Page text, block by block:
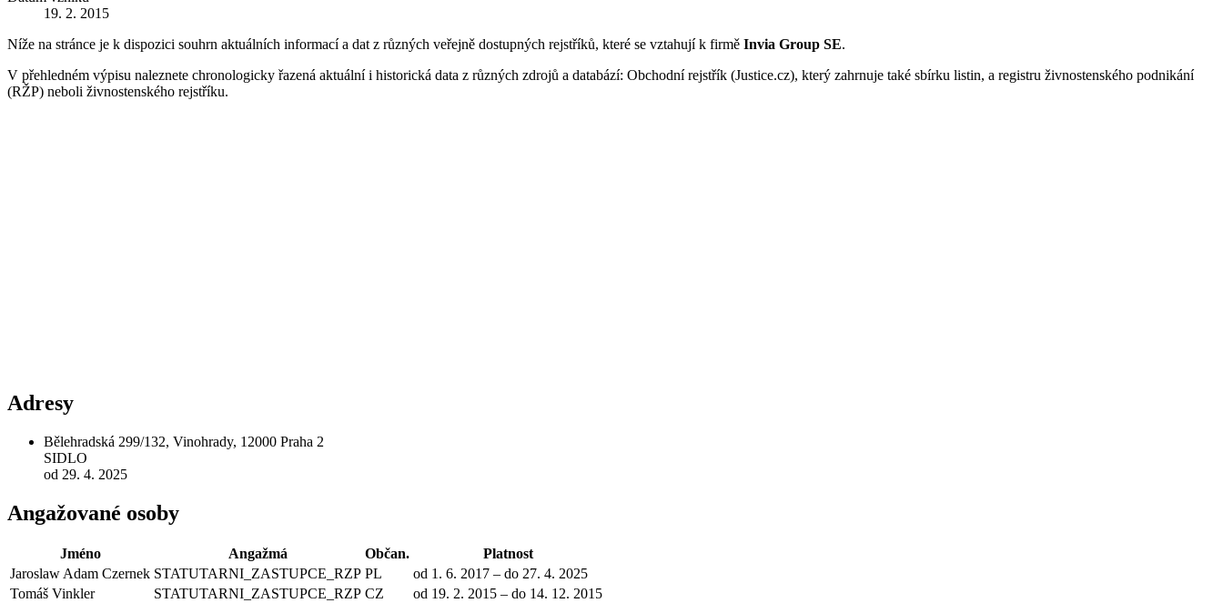
19. 2. 2015
Níže na stránce je k dispozici souhrn aktuálních informací a dat z různých veřejně dostupných rejstříků, které se vztahují k firmě Invia Group SE.
V přehledném výpisu naleznete chronologicky řazená aktuální i historická data z různých zdrojů a databází: Obchodní rejstřík (Justice.cz), který zahrnuje také sbírku listin, a registru živnostenského podnikání
(RŽP) neboli živnostenského rejstříku.
Adresy
Bělehradská 299/132, Vinohrady, 12000 Praha 2
SIDLO
od 29. 4. 2025
Angažované osoby
Jméno Angažmá Občan.
Platnost
Jaroslaw Adam Czernek STATUTARNI_ZASTUPCE_RZP PL
od 1. 6. 2017 – do 27. 4. 2025
Tomáš Vinkler
STATUTARNI_ZASTUPCE_RZP CZ
od 19. 2. 2015 – do 14. 12. 2015